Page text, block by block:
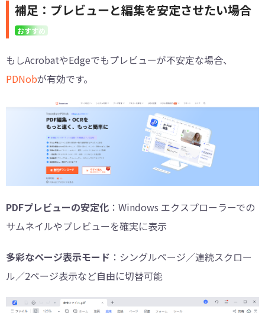
補足：プレビューと編集を安定させたい場合
おすすめ
もしAcrobatやEdgeでもプレビューが不安定な場合、
PDNobが有効です。
PDFプレビューの安定化 ：Windows エクスプローラーでの
サムネイルやプレビューを確実に表示
多彩なページ表示モード ：シングルページ／連続スクロー
ル／2ページ表示など自由に切替可能